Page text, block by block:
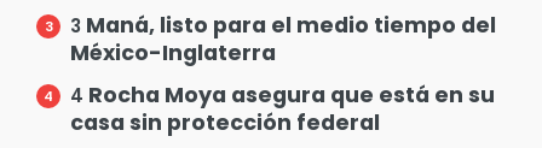
3 Maná, listo para el medio tiempo del
México-Inglaterra
4 Rocha Moya asegura que está en su
casa sin protección federal